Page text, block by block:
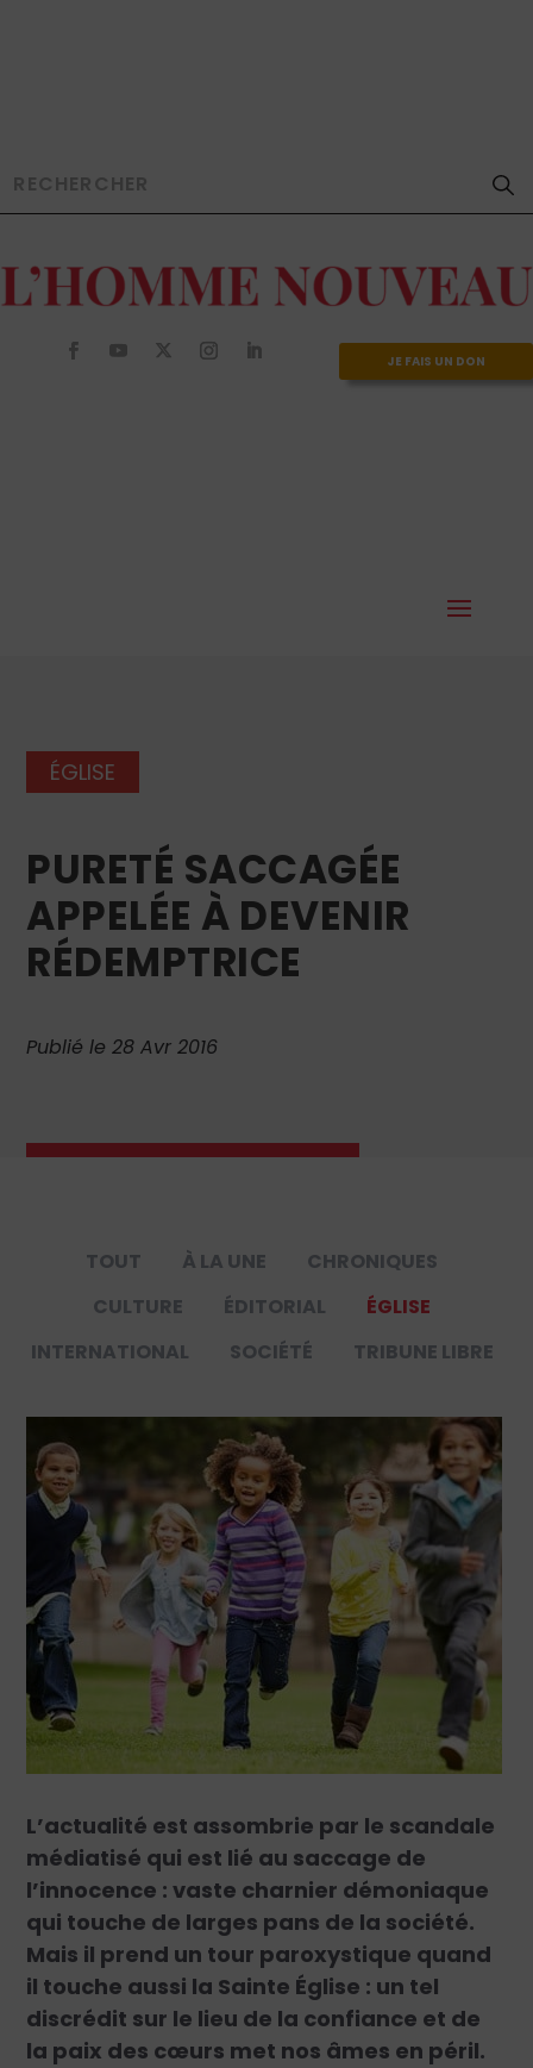
JE FAIS UN DON
ÉGLISE
PURETÉ SACCAGÉE
APPELÉE À DEVENIR
RÉDEMPTRICE
Publié le 28 Avr 2016
TOUT À LA UNE
CHRONIQUES
CULTURE
ÉDITORIAL
ÉGLISE
INTERNATIONAL
SOCIÉTÉ TRIBUNE LIBRE
L’actualité est assombrie par le scandale
médiatisé qui est lié au saccage de
l’innocence : vaste charnier démoniaque
qui touche de larges pans de la société.
Mais il prend un tour paroxystique quand
il touche aussi la Sainte Église : un tel
discrédit sur le lieu de la confiance et de
la paix des cœurs met nos âmes en péril.